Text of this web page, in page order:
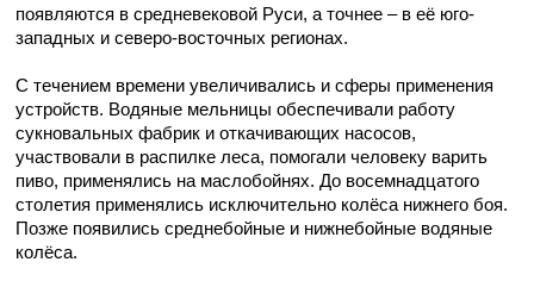
появляются в средневековой Руси, а точнее – в её юго-
западных и северо-восточных регионах.
С течением времени увеличивались и сферы применения
устройств. Водяные мельницы обеспечивали работу
сукновальных фабрик и откачивающих насосов,
участвовали в распилке леса, помогали человеку варить
пиво, применялись на маслобойнях. До восемнадцатого
столетия применялись исключительно колёса нижнего боя.
Позже появились среднебойные и нижнебойные водяные
колёса.